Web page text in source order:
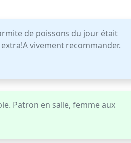
de poissons du jour était
vivement recommander.
Patron en salle, femme aux